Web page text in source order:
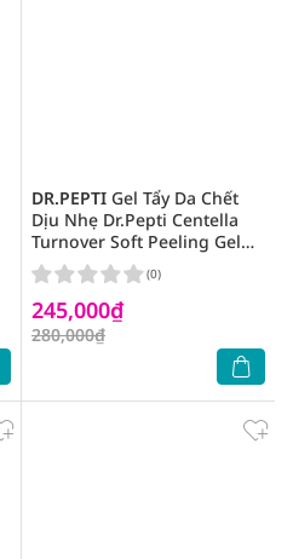
DR.PEPTI Gel Tẩy Da Chết
Dịu Nhẹ Dr.Pepti Centella
Turnover Soft Peeling Gel
100ml
245,000₫
280,000₫
(0)